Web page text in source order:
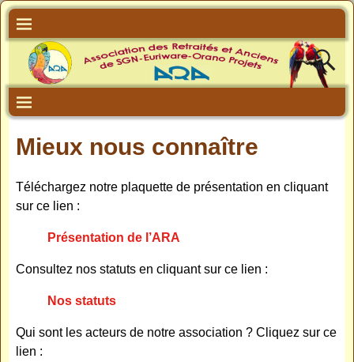
Mieux nous connaître
Téléchargez notre plaquette de présentation en cliquant
sur ce lien :
Présentation de l’ARA
Consultez nos statuts en cliquant sur ce lien :
Nos statuts
Qui sont les acteurs de notre association ? Cliquez sur ce
lien :